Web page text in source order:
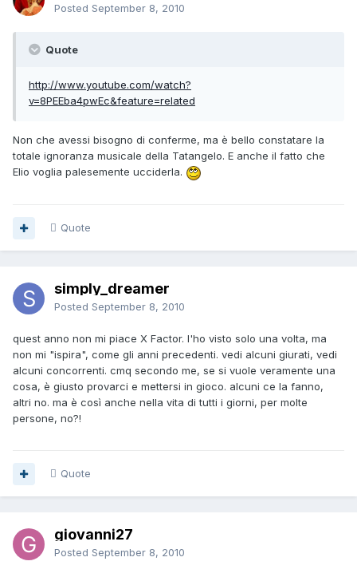
Posted September 8, 2010
Quote
http://www.youtube.com/watch?
v=8PEEba4pwEc&feature=related
Non che avessi bisogno di conferme, ma è bello constatare la
totale ignoranza musicale della Tatangelo. E anche il fatto che
Elio voglia palesemente ucciderla.
Quote
simply_dreamer
Posted September 8, 2010
quest anno non mi piace X Factor. l'ho visto solo una volta, ma
non mi "ispira", come gli anni precedenti. vedi alcuni giurati, vedi
alcuni concorrenti. cmq secondo me, se si vuole veramente una
cosa, è giusto provarci e mettersi in gioco. alcuni ce la fanno,
altri no. ma è così anche nella vita di tutti i giorni, per molte
persone, no?!
Quote
giovanni27
Posted September 8, 2010